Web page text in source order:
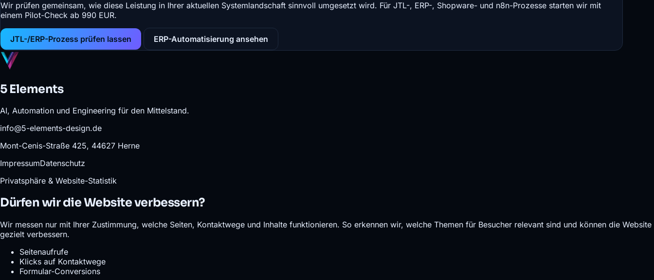
Wir prüfen gemeinsam, wie diese Leistung in Ihrer aktuellen Systemlandschaft sinnvoll umgesetzt wird. Für JTL-, ERP-, Shopware- und n8n-Prozesse starten wir mit
einem Pilot-Check ab 990 EUR.
JTL-/ERP-Prozess prüfen lassen ERP-Automatisierung ansehen
5 Elements
AI, Automation und Engineering für den Mittelstand.
info@5-elements-design.de
Mont-Cenis-Straße 425, 44627 Herne
ImpressumDatenschutz
Privatsphäre & Website-Statistik
Dürfen wir die Website verbessern?
Wir messen nur mit Ihrer Zustimmung, welche Seiten, Kontaktwege und Inhalte funktionieren. So erkennen wir, welche Themen für Besucher relevant sind und können die Website
gezielt verbessern.
Seitenaufrufe
Klicks auf Kontaktwege
Formular-Conversions